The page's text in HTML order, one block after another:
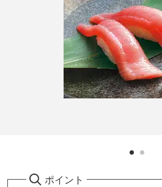
ポイント